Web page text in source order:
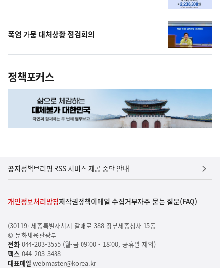
폭염 가뭄 대처상황 점검회의
정책포커스
공지정책브리핑 RSS 서비스 제공 중단 안내
개인정보처리방침저작권정책이메일 수집거부자주 묻는 질문(FAQ)
(30119) 세종특별자치시 갈매로 388 정부세종청사 15동
© 문화체육관광부
전화044-203-3555 (월-금 09:00 - 18:00, 공휴일 제외)
팩스044-203-3488
대표메일 webmaster@korea.kr